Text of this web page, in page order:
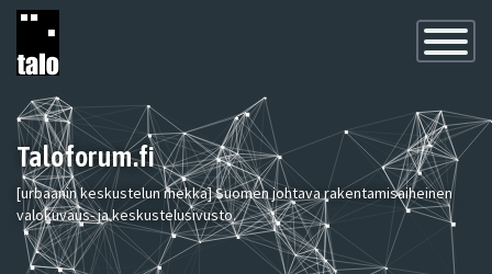
Toggle
Taloforum.fi
[urbaanin keskustelun mekka] Suomen johtava rakentamisaiheinen
valokuvaus- ja keskustelusivusto.